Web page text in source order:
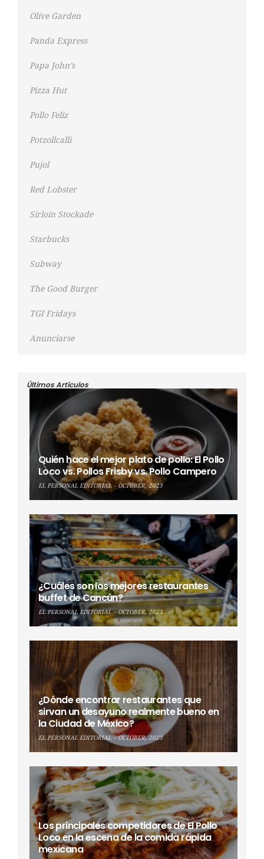
Olive Garden
Panda Express
Papa John’s
Pizza Hut
Pollo Feliz
Potzollcalli
Pujol
Red Lobster
Sirloin Stockade
Starbucks
Subway
The Good Burger
TGI Fridays
Anunciarse
Últimos Artículos
Quién hace el mejor plato de pollo: El Pollo
Loco vs. Pollos Frisby vs. Pollo Campero
EL PERSONAL EDITORIAL OCTOBER, 2023
¿Cuáles son los mejores restaurantes
buffet de Cancún?
EL PERSONAL EDITORIAL OCTOBER, 2023
¿Dónde encontrar restaurantes que
sirvan un desayuno realmente bueno en
la Ciudad de México?
EL PERSONAL EDITORIAL OCTOBER, 2023
Los principales competidores de El Pollo
Loco en la escena de la comida rápida
mexicana